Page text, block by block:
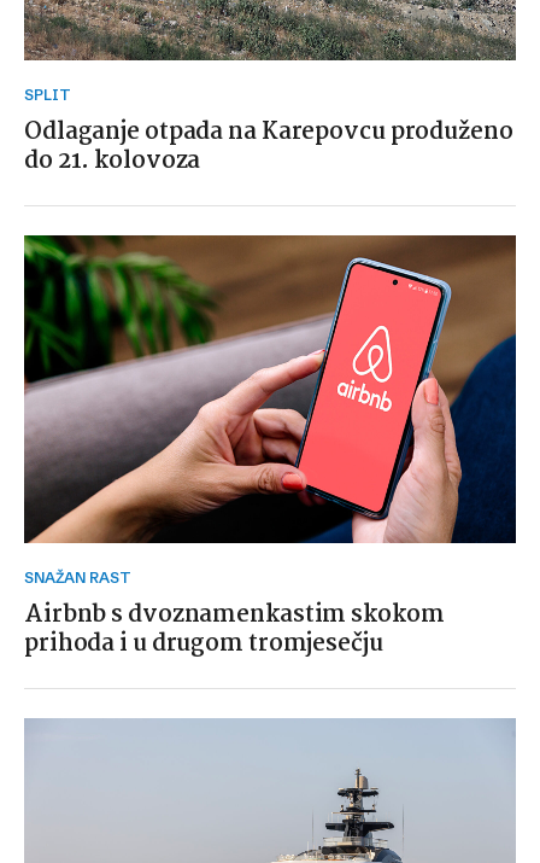
SPLIT
Odlaganje otpada na Karepovcu produženo
do 21. kolovoza
SNAŽAN RAST
Airbnb s dvoznamenkastim skokom
prihoda i u drugom tromjesečju